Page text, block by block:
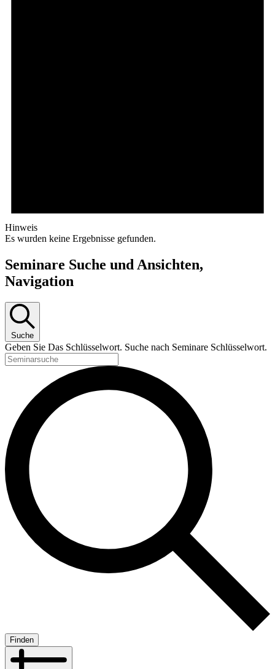
Hinweis
Es wurden keine Ergebnisse gefunden.
Seminare Suche und Ansichten,
Navigation
Suche
Geben Sie Das Schlüsselwort. Suche nach Seminare Schlüsselwort.
Finden